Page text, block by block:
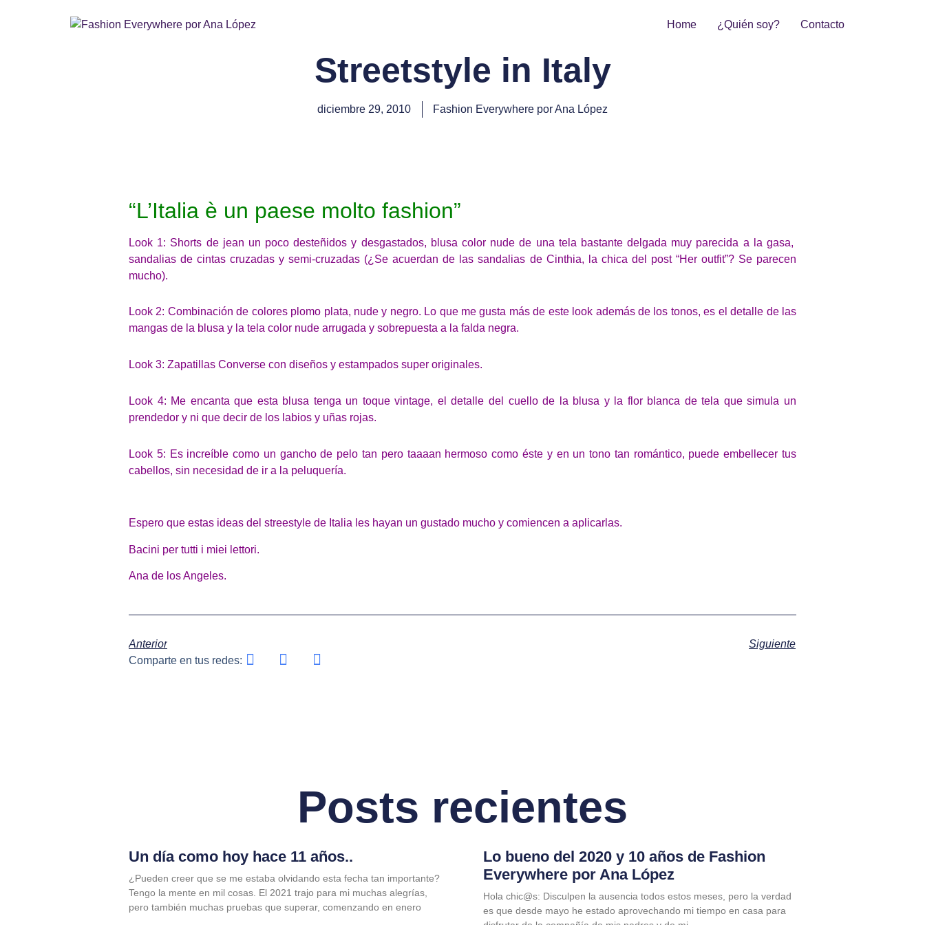
Home ¿Quién soy? Contacto
Streetstyle in Italy
diciembre 29, 2010 Fashion Everywhere por Ana López
“L’Italia è un paese molto fashion”
Look 1: Shorts de jean un poco desteñidos y desgastados, blusa color nude de una tela bastante delgada muy parecida a la gasa,
sandalias de cintas cruzadas y semi-cruzadas (¿Se acuerdan de las sandalias de Cinthia, la chica del post “Her outfit”? Se parecen
mucho).
Look 2: Combinación de colores plomo plata, nude y negro. Lo que me gusta más de este look además de los tonos, es el detalle de las
mangas de la blusa y la tela color nude arrugada y sobrepuesta a la falda negra.
Look 3: Zapatillas Converse con diseños y estampados super originales.
Look 4: Me encanta que esta blusa tenga un toque vintage, el detalle del cuello de la blusa y la flor blanca de tela que simula un
prendedor y ni que decir de los labios y uñas rojas.
Look 5: Es increíble como un gancho de pelo tan pero taaaan hermoso como éste y en un tono tan romántico, puede embellecer tus
cabellos, sin necesidad de ir a la peluquería.
Espero que estas ideas del streestyle de Italia les hayan un gustado mucho y comiencen a aplicarlas.
Bacini per tutti i miei lettori.
Ana de los Angeles.
Anterior
Siguiente
Comparte en tus redes:
Posts recientes
Un día como hoy hace 11 años..
¿Pueden creer que se me estaba olvidando esta fecha tan importante?
Tengo la mente en mil cosas. El 2021 trajo para mi muchas alegrías,
pero también muchas pruebas que superar, comenzando en enero
Lo bueno del 2020 y 10 años de Fashion
Everywhere por Ana López
Hola chic@s: Disculpen la ausencia todos estos meses, pero la verdad
es que desde mayo he estado aprovechando mi tiempo en casa para